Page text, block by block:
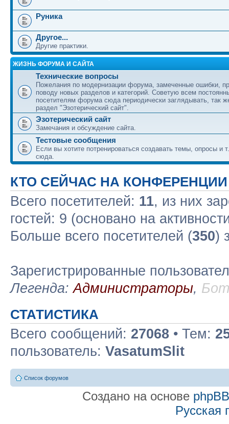
Руника
Другое...
Другие практики.
ЖИЗНЬ ФОРУМА И САЙТА
Технические вопросы
Пожелания по модернизации форума, замеченные ошибки,
поводу новых разделов и категорий. Советую всем
посетителям форума сюда периодически заглядывать, так
раздел "Эзотерический сайт".
Эзотерический сайт
Замечания и обсуждение сайта.
Тестовые сообщения
Если вы хотите потренироваться создавать темы, опросы и
сюда.
КТО СЕЙЧАС НА КОНФЕРЕНЦИИ
Всего посетителей: 11, из них
гостей: 9 (основано на
Больше всего посетителей (350)
Зарегистрированные
Легенда:Администраторы,
СТАТИСТИКА
Всего сообщений: 27068 • Тем:
пользователь: VasatumSlit
Список форумов
Создано на основе phpBB
Русская